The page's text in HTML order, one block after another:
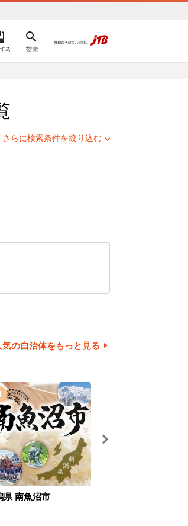
さらに検索条件を絞り込む
気の自治体をもっと見る
県 南魚沼市